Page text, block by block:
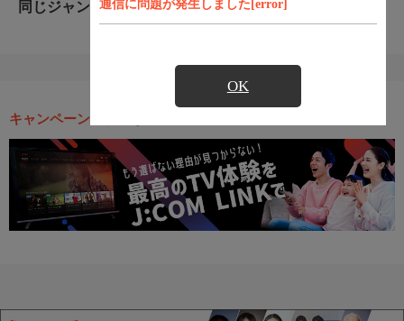
通信に問題が発生しました[error]
OK
同じジャンルのおすすめ番組
キャンペーン・お得な情報